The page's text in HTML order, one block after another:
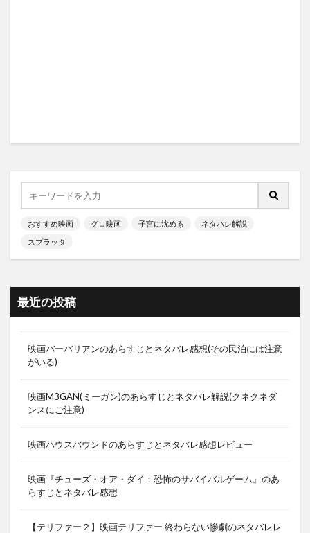
おすすめ映画 グロ映画 子宮に沈める
ネタバレ解説
スプラッタ
最近の投稿
映画バーバリアンのあらすじとネタバレ感想(その民泊には注意
がいる)
映画M3GAN(ミーガン)のあらすじとネタバレ解説(クネクネダ
ンスにご注意)
映画ハウスバウンドのあらすじとネタバレ感想レビュー
映画『チューズ・オア・ダイ：恐怖のサバイバルゲーム』のあ
らすじとネタバレ感想
【テリファー２】映画テリファー 終わらない惨劇のネタバレレ